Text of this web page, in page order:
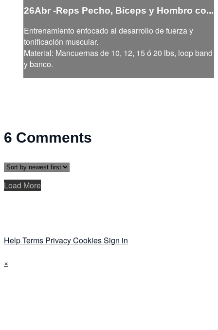
26Abr -Reps Pecho, Bíceps y Hombro co...
Entrenamiento enfocado al desarrollo de fuerza y
tonificación muscular.
Material: Mancuernas de 10, 12, 15 ó 20 lbs, loop band
y banco.
6 Comments
Load More
HelpTerms PrivacyCookiesSign in
×